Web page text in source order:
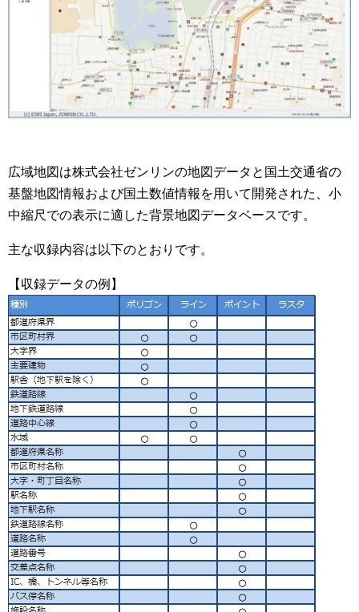
広域地図は株式会社ゼンリンの地図データと国土交通省の
基盤地図情報および国土数値情報を用いて開発された、小
中縮尺での表示に適した背景地図データベースです。
主な収録内容は以下のとおりです。
【収録データの例】